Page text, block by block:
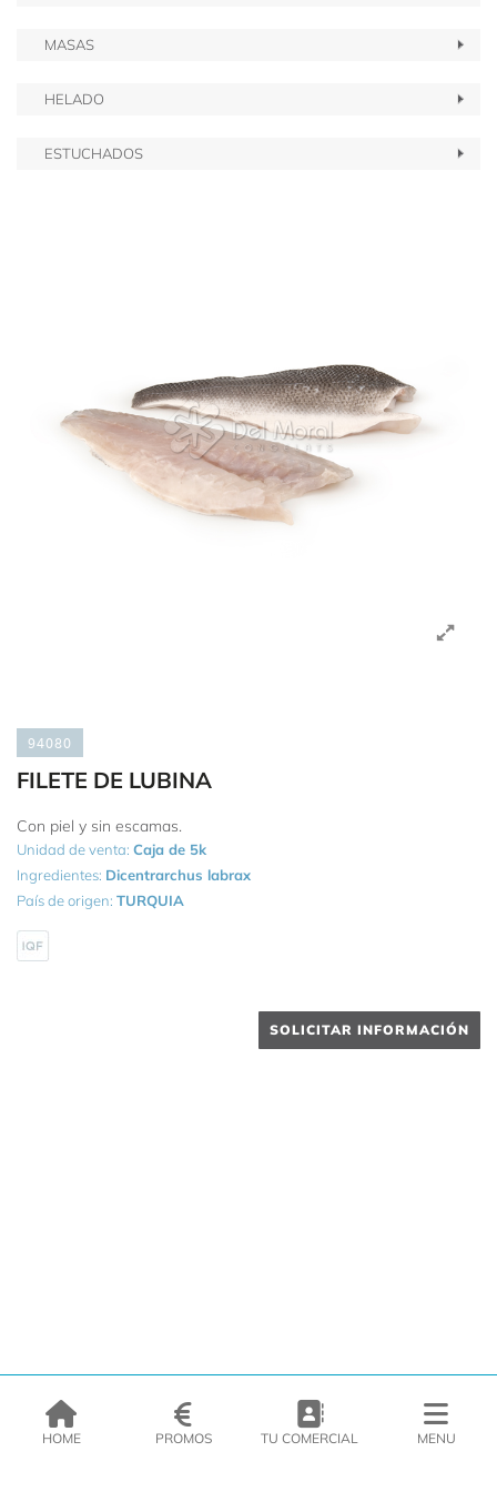
MASAS
HELADO
ESTUCHADOS
94080
FILETE DE LUBINA
Con piel y sin escamas.
Unidad de venta: Caja de 5k
Ingredientes: Dicentrarchus labrax
País de origen: TURQUIA
SOLICITAR INFORMACIÓN
HOME PROMOS TU COMERCIAL MENU